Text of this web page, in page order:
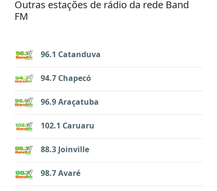
Outras estações de rádio da rede Band
FM
96.1 Catanduva
94.7 Chapecó
96.9 Araçatuba
102.1 Caruaru
88.3 Joinville
98.7 Avaré